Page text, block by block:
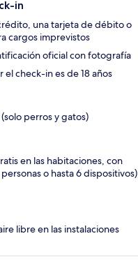
in
una tarjeta de débito o
cargos imprevistos
oficial con fotografía
el check-in es de 18 años
perros y gatos)
en las habitaciones, con
o hasta 6 dispositivos)
libre en las instalaciones